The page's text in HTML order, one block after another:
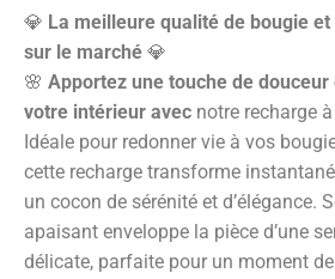
💎 La meilleure qualité de bougie
sur le marché 💎
🌸 Apportez une touche de
votre intérieur avec notre recharge
Idéale pour redonner vie à vos
cette recharge transforme
un cocon de sérénité et d’élégance.
apaisant enveloppe la pièce d’une
délicate, parfaite pour un moment